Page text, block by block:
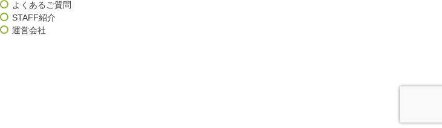
よくあるご質問
STAFF紹介
運営会社